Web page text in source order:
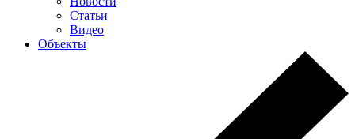
Статьи
Видео
Объекты